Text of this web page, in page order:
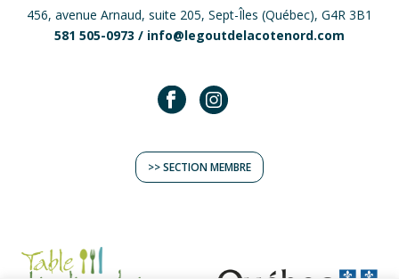
456, avenue Arnaud, suite 205, Sept-Îles (Québec), G4R 3B1
581 505-0973 / info@legoutdelacotenord.com
>> SECTION MEMBRE